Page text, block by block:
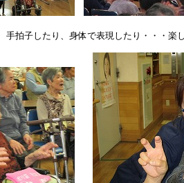
拍子したり、身体で表現したり・・・楽し